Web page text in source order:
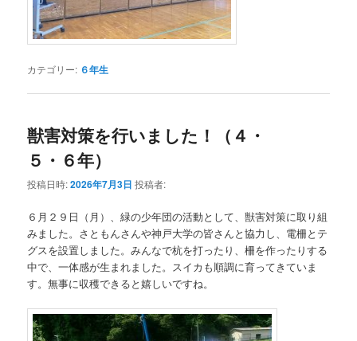
カテゴリー: ６年生
獣害対策を行いました！（４・
５・６年）
投稿日時:2026年7月3日 投稿者:
６月２９日（月）、緑の少年団の活動として、獣害対策に取り組
みました。さともんさんや神戸大学の皆さんと協力し、電柵とテ
グスを設置しました。みんなで杭を打ったり、柵を作ったりする
中で、一体感が生まれました。スイカも順調に育ってきていま
す。無事に収穫できると嬉しいですね。